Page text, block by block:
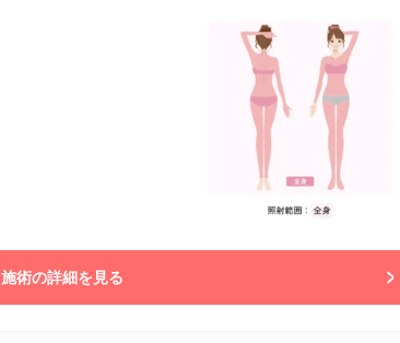
施術の詳細を見る